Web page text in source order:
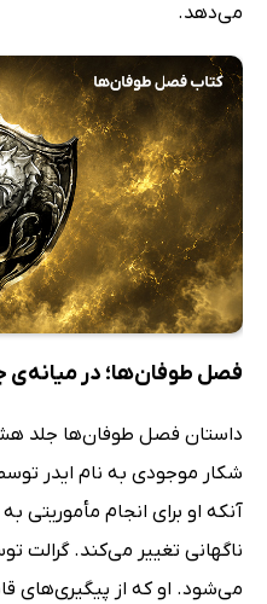
می‌دهد.
فصل طوفان‌ها؛ در میانه‌ی
داستان فصل طوفان‌ها جلد
شکار موجودی به نام ایدر
آنکه او برای انجام مأموریتی
ناگهانی تغییر می‌کند. گرالت
می‌شود. او که از پیگیری‌های